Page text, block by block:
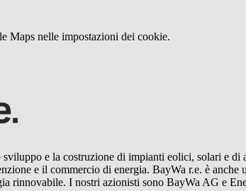
Maps nelle impostazioni dei cookie.
e la costruzione di impianti eolici, solari e
e il commercio di energia. BayWa r.e. è anche
rinnovabile. I nostri azionisti sono BayWa AG e